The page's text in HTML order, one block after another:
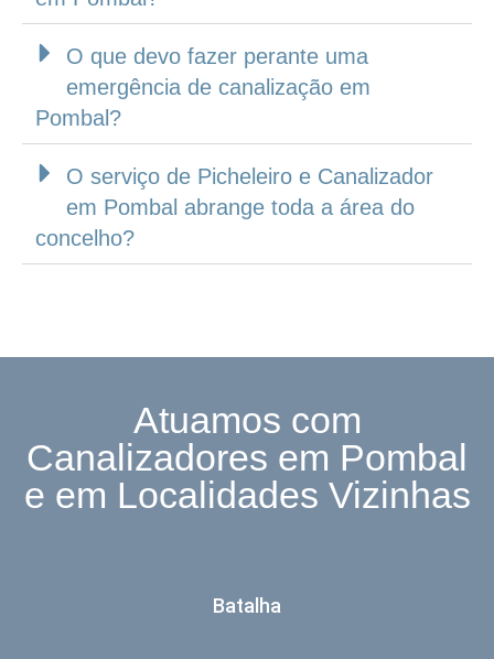
O que devo fazer perante uma
emergência de canalização em
Pombal?
O serviço de Picheleiro e Canalizador
em Pombal abrange toda a área do
concelho?
Atuamos com
Canalizadores em Pombal
e em Localidades Vizinhas
Batalha